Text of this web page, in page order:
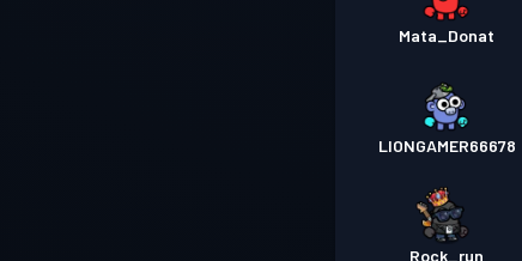
Mata_Donat
LIONGAMER66678
Rock_run